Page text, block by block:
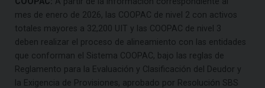
mes de enero de 2026, las COOPAC de nivel 2 con activos
totales mayores a 32,200 UIT y las COOPAC de nivel 3
deben realizar el proceso de alineamiento con las entidades
que conforman el Sistema COOPAC, bajo las reglas de
Reglamento para la Evaluación y Clasificación del Deudor y
la Exigencia de Provisiones, aprobado por Resolución SBS